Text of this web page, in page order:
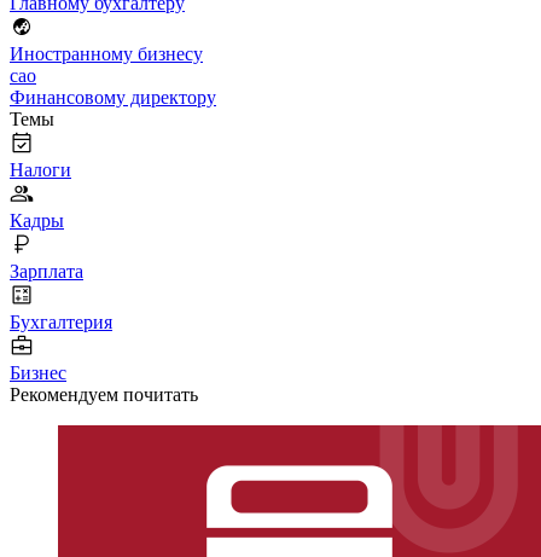
Иностранному бизнесу
cao
Финансовому директору
Темы
Налоги
Кадры
Зарплата
Бухгалтерия
Бизнес
Рекомендуем почитать